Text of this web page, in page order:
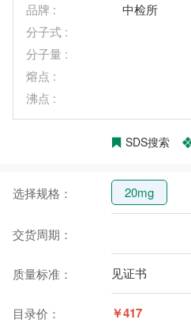
品牌 :
中检所
分子式 :
分子量 :
熔点 :
沸点 :
SDS搜索
选择规格： 20mg
交货周期：
质量标准： 见证书
目录价： ￥417